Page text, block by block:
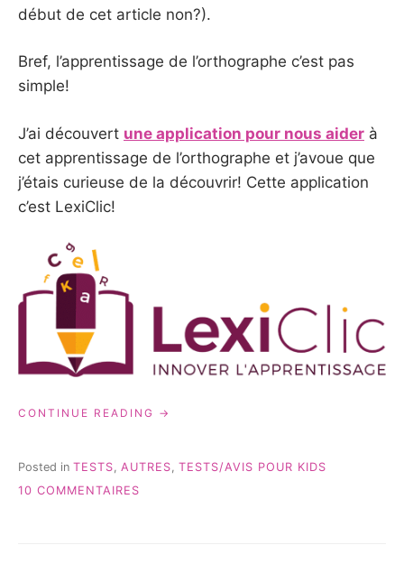
début de cet article non?).
Bref, l’apprentissage de l’orthographe c’est pas
simple!
J’ai découvert une application pour nous aider à
cet apprentissage de l’orthographe et j’avoue que
j’étais curieuse de la découvrir! Cette application
c’est LexiClic!
CONTINUE READING « LEXICLIC:
L’ORTHOGRAPHE »
Posted in TESTS, AUTRES, TESTS/AVIS POUR KIDS
10 COMMENTAIRES